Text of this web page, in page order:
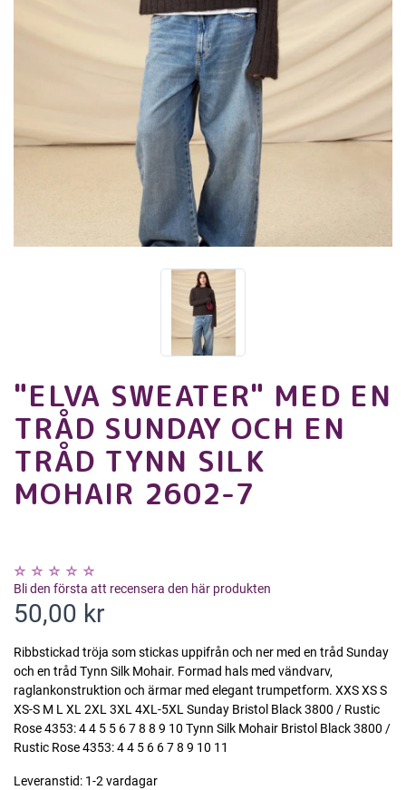
"ELVA SWEATER" MED EN
TRÅD SUNDAY OCH EN
TRÅD TYNN SILK
MOHAIR 2602-7
Bli den första att recensera den här produkten
50,00 kr
Ribbstickad tröja som stickas uppifrån och ner med en tråd Sunday
och en tråd Tynn Silk Mohair. Formad hals med vändvarv,
raglankonstruktion och ärmar med elegant trumpetform. XXS XS S
XS-S M L XL 2XL 3XL 4XL-5XL Sunday Bristol Black 3800 / Rustic
Rose 4353: 4 4 5 5 6 7 8 8 9 10 Tynn Silk Mohair Bristol Black 3800 /
Rustic Rose 4353: 4 4 5 6 6 7 8 9 10 11
Leveranstid: 1-2 vardagar